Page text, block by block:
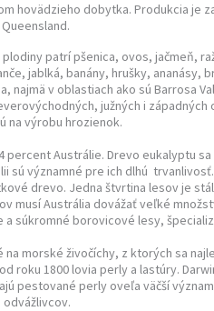
hovädzieho dobytka. Produkcia je
patrí pšenica, ovos, jačmeň,
jablká, banány, hrušky, ananásy,
najmä v oblastiach ako sú Barrosa
južných i
na výrobu hrozienok.
percent Austrálie. Drevo eukalyptu
sú významné pre ich dlhú
drevo. Jedna štvrtina lesov je
musí Austrália dovážať veľké
súkromné borovicové lesy,
morské živočíchy, z ktorých sa
roku 1800 lovia perly a lastúry.
pestované perly oveľa väčší